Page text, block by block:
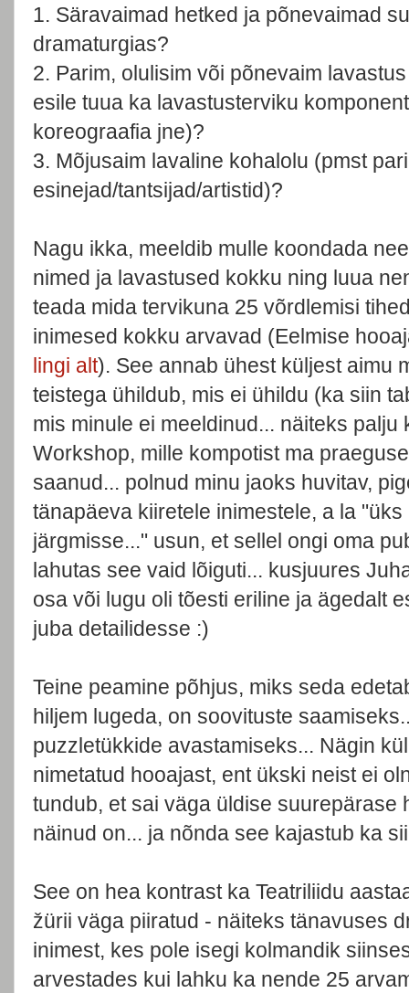
1. Säravaimad hetked ja põnevaimad
dramaturgias?
2. Parim, olulisim või põnevaim
esile tuua ka lavastusterviku
koreograafia jne)?
3. Mõjusaim lavaline kohalolu (pmst
esinejad/tantsijad/artistid)?
Nagu ikka, meeldib mulle koondada
nimed ja lavastused kokku ning luua
teada mida tervikuna 25 võrdlemisi
inimesed kokku arvavad (Eelmise
lingi alt). See annab ühest küljest aimu
teistega ühildub, mis ei ühildu (ka siin
mis minule ei meeldinud... näiteks palju
Workshop, mille kompotist ma
saanud... polnud minu jaoks huvitav,
tänapäeva kiiretele inimestele, a la
järgmisse..." usun, et sellel ongi oma
lahutas see vaid lõiguti... kusjuures
osa või lugu oli tõesti eriline ja ägedalt
juba detailidesse :)
Teine peamine põhjus, miks seda
hiljem lugeda, on soovituste
puzzletükkide avastamiseks... Nägin
nimetatud hooajast, ent ükski neist ei
tundub, et sai väga üldise suurepärase
näinud on... ja nõnda see kajastub ka
See on hea kontrast ka Teatriliidu
žürii väga piiratud - näiteks tänavuses
inimest, kes pole isegi kolmandik
arvestades kui lahku ka nende 25